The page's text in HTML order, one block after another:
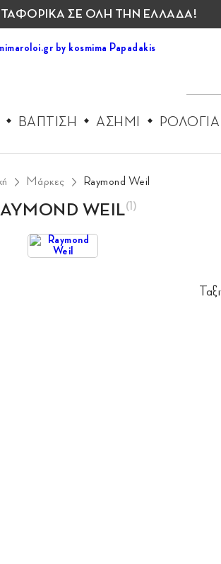
ΣΕ ΟΛΗ ΤΗΝ ΕΛΛΑΔΑ!
ΒΑΠΤΙΣΗ ΑΣΗΜΙ ΡΟΛΟΓΙΑ
Μάρκες Raymond Weil
WEIL(1)